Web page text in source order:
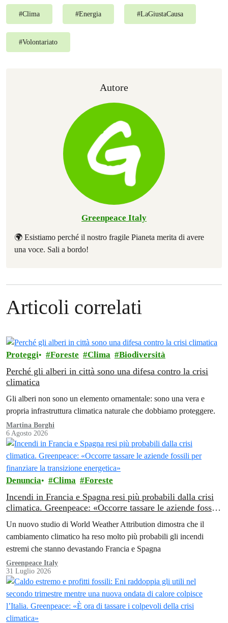
#Clima #Energia #LaGiustaCausa
#Volontariato
Autore
Greenpeace Italy
🌍 Esistiamo perché il nostro fragile Pianeta merita di avere
una voce. Sali a bordo!
Articoli correlati
Proteggi Foreste Clima Biodiversità
Perché gli alberi in città sono una difesa contro la crisi
climatica
Gli alberi non sono un elemento ornamentale: sono una vera e
propria infrastruttura climatica naturale che dobbiamo proteggere.
Martina Borghi
6 Agosto 2026
Denuncia Clima Foreste
Incendi in Francia e Spagna resi più probabili dalla crisi
climatica. Greenpeace: «Occorre tassare le aziende fossili
Un nuovo studio di World Weather Attribution dimostra che il
cambiamento climatico ha reso molto più probabili gli incendi
estremi che stanno devastando Francia e Spagna
Greenpeace Italy
31 Luglio 2026